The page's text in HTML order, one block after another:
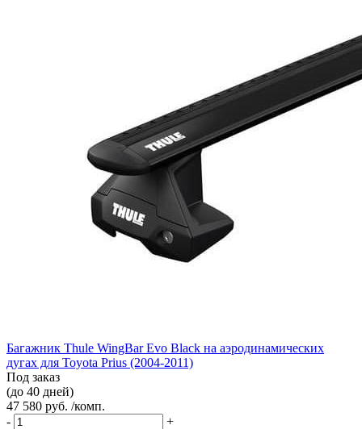
Багажник Thule WingBar Evo Black на аэродинамических
дугах для Toyota Prius (2004-2011)
Под заказ
(до 40 дней)
47 580 руб. /комп.
-
+